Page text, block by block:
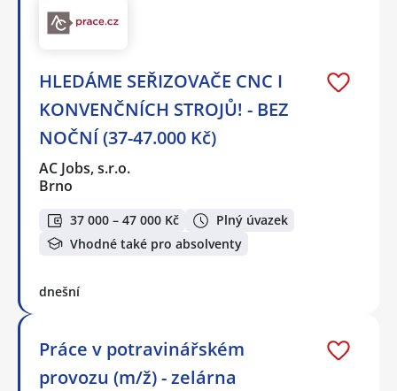
HLEDÁME SEŘIZOVAČE CNC I
KONVENČNÍCH STROJŮ! - BEZ
NOČNÍ (37-47.000 Kč)
AC Jobs, s.r.o.
Brno
37 000 – 47 000 Kč
Plný úvazek
Vhodné také pro absolventy
dnešní
Práce v potravinářském
provozu (m/ž) - zelárna